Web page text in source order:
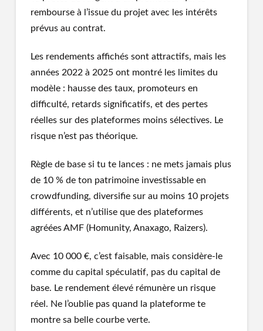
rembourse à l’issue du projet avec les intérêts
prévus au contrat.
Les rendements affichés sont attractifs, mais les
années 2022 à 2025 ont montré les limites du
modèle : hausse des taux, promoteurs en
difficulté, retards significatifs, et des pertes
réelles sur des plateformes moins sélectives. Le
risque n’est pas théorique.
Règle de base si tu te lances : ne mets jamais plus
de 10 % de ton patrimoine investissable en
crowdfunding, diversifie sur au moins 10 projets
différents, et n’utilise que des plateformes
agréées AMF (Homunity, Anaxago, Raizers).
Avec 10 000 €, c’est faisable, mais considère-le
comme du capital spéculatif, pas du capital de
base. Le rendement élevé rémunère un risque
réel. Ne l’oublie pas quand la plateforme te
montre sa belle courbe verte.